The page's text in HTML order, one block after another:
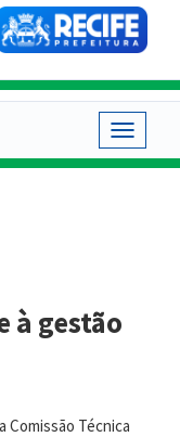
Toggle
à gestão
Comissão Técnica